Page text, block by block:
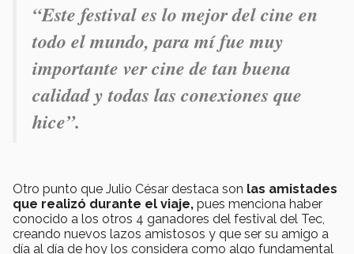
“Este festival es lo mejor del cine en
todo el mundo,para mí fue muy
importante ver cine de tan buena
calidad y todas las conexiones que
hice”.
Otro punto que Julio César destaca son las amistades
que realizó durante el viaje, pues menciona haber
conocido a los otros 4 ganadores del festival del Tec,
creando nuevos lazos amistosos y que ser su amigo a
día al día de hoy los considera como algo fundamental